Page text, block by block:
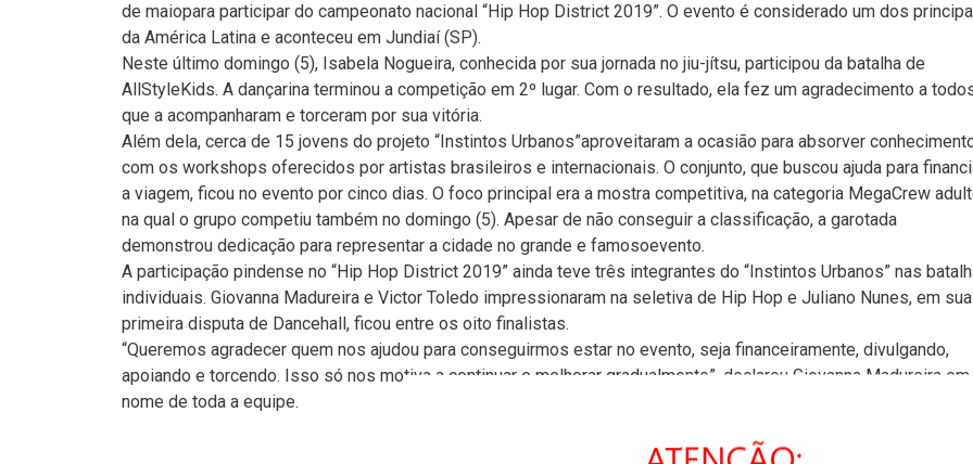
de maiopara participar do campeonato nacional “Hip Hop District 2019”. O evento é considerado um dos
da América Latina e aconteceu em Jundiaí (SP).
Neste último domingo (5), Isabela Nogueira, conhecida por sua jornada no jiu-jítsu, participou da batalha de
AllStyleKids. A dançarina terminou a competição em 2º lugar. Com o resultado, ela fez um agradecimento a
que a acompanharam e torceram por sua vitória.
Além dela, cerca de 15 jovens do projeto “Instintos Urbanos”aproveitaram a ocasião para absorver
com os workshops oferecidos por artistas brasileiros e internacionais. O conjunto, que buscou ajuda para
a viagem, ficou no evento por cinco dias. O foco principal era a mostra competitiva, na categoria MegaCrew
na qual o grupo competiu também no domingo (5). Apesar de não conseguir a classificação, a garotada
demonstrou dedicação para representar a cidade no grande e famosoevento.
A participação pindense no “Hip Hop District 2019” ainda teve três integrantes do “Instintos Urbanos” nas
individuais. Giovanna Madureira e Victor Toledo impressionaram na seletiva de Hip Hop e Juliano Nunes, em sua
primeira disputa de Dancehall, ficou entre os oito finalistas.
“Queremos agradecer quem nos ajudou para conseguirmos estar no evento, seja financeiramente, divulgando,
apoiando e torcendo. Isso só nos motiva a continuar e melhorar gradualmente”, declarou Giovanna Madureira em
nome de toda a equipe.